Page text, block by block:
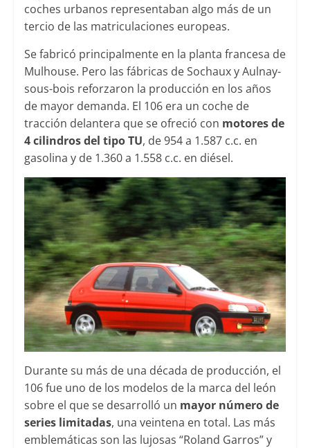
coches urbanos representaban algo más de un
tercio de las matriculaciones europeas.
Se fabricó principalmente en la planta francesa de
Mulhouse. Pero las fábricas de Sochaux y Aulnay-
sous-bois reforzaron la producción en los años
de mayor demanda. El 106 era un coche de
tracción delantera que se ofreció con motores de
4 cilindros del tipo TU, de 954 a 1.587 c.c. en
gasolina y de 1.360 a 1.558 c.c. en diésel.
Durante su más de una década de producción, el
106 fue uno de los modelos de la marca del león
sobre el que se desarrolló un mayor número de
series limitadas, una veintena en total. Las más
emblemáticas son las lujosas “Roland Garros” y